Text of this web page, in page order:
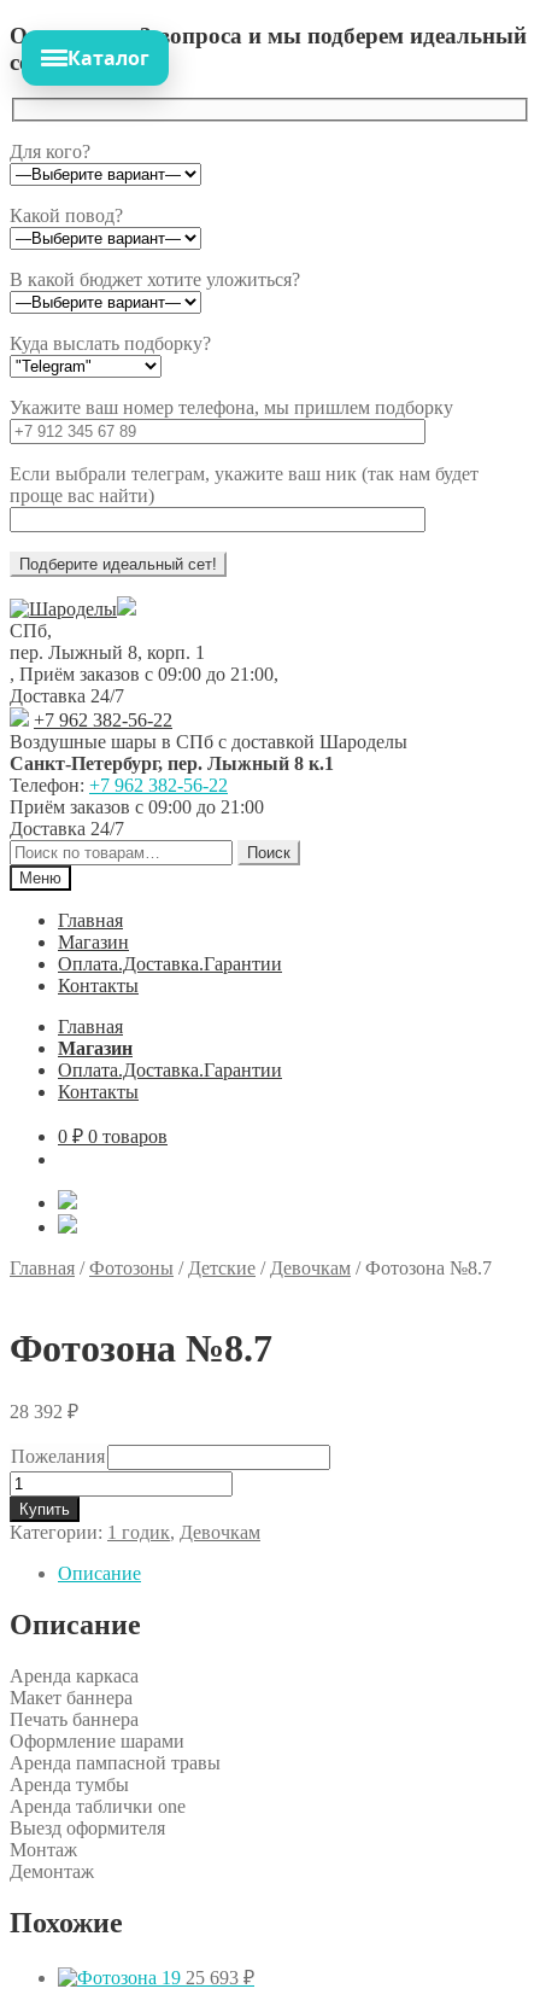
Ответьте на 3 вопроса и мы подберем идеальный
сет!
Для кого?
Какой повод?
В какой бюджет хотите уложиться?
Куда выслать подборку?
Укажите ваш номер телефона, мы пришлем подборку
Если выбрали телеграм, укажите ваш ник (так нам будет
проще вас найти)
Перейти
к
навигации
Перейти
к
содержимому
СПб,
пер. Лыжный 8, корп. 1
, Приём заказов с 09:00 до 21:00,
Доставка 24/7
+7 962 382-56-22
Воздушные шары в СПб с доставкой Шароделы
Санкт-Петербург, пер. Лыжный 8 к.1
Телефон: +7 962 382-56-22
Приём заказов с 09:00 до 21:00
Доставка 24/7
Искать:
Поиск
Меню
Главная
Магазин
Оплата.Доставка.Гарантии
Контакты
Главная
Магазин
Оплата.Доставка.Гарантии
Контакты
0 ₽ 0 товаров
Каталог
Главная /Фотозоны / Детские / Девочкам /Фотозона №8.7
Фотозона №8.7
28 392 ₽
Пожелания
Количество
товара
Фотозона
№8.7
Купить
Категории: 1 годик, Девочкам
Описание
Описание
Аренда каркаса
Макет баннера
Печать баннера
Оформление шарами
Аренда пампасной травы
Аренда тумбы
Аренда таблички one
Выезд оформителя
Монтаж
Демонтаж
Похожие
25 693 ₽